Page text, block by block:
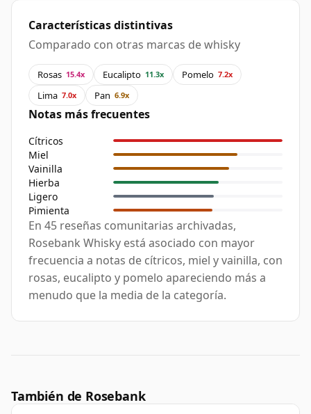
Características distintivas
Comparado con otras marcas de whisky
Rosas 15.4x Eucalipto 11.3x Pomelo 7.2x
Lima 7.0x Pan 6.9x
Notas más frecuentes
Cítricos
Miel
Vainilla
Hierba
Ligero
Pimienta
En 45 reseñas comunitarias archivadas,
Rosebank Whisky está asociado con mayor
frecuencia a notas de cítricos, miel y vainilla, con
rosas, eucalipto y pomelo apareciendo más a
menudo que la media de la categoría.
También de Rosebank